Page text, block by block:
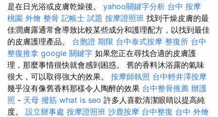
是在日光浴或皮膚乾燥後。 yahoo關鍵字分析 台中 按摩
桃園 外燴 整骨 記帳士 試題 按摩證照班 找到干燥皮膚的最
佳潤膚露通常會導致比較某些成分和護理配方，以找到最佳
的皮膚護理產品。 台胞證 期限 台中泰式按摩 整復所 台中
整復推拿 google 關鍵字 如果您正在尋找合適的皮膚護
理，那麼事情很快就會感到困惑。 舊的香料沐浴露的氣味
很大，可以取得強大的效果。 按摩師執照 台中輕井澤按摩
幾乎沒有像舊香料那樣令人陶醉的效果 台中整骨推薦 辦護
照 - 天母 撥筋 what is seo 許多人喜歡清潔眼睛以提高純
度。 設立辦事處 按摩證照班 沙鹿按摩 台中整復 台中 外燴